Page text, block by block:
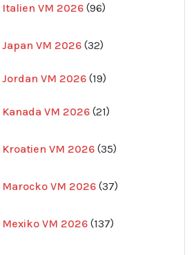
Italien VM 2026 96
produkter
Japan VM 2026 32
produkter
Jordan VM 2026 1919
Kanada VM 2026 21
produkter
Kroatien VM 2026 35
produkter
Marocko VM 2026 37
produkter
Mexiko VM 2026 137
produkter